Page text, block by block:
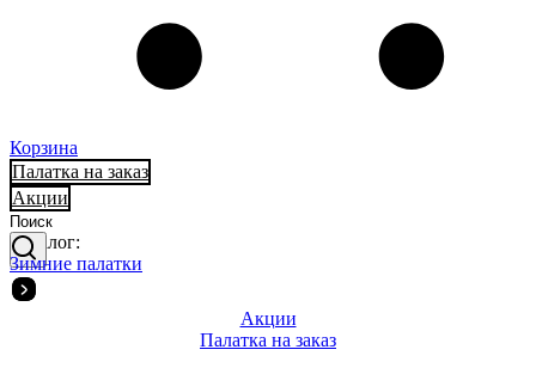
Корзина
Палатка на заказ
Акции
Каталог:
Зимние палатки
Акции
Палатка на заказ